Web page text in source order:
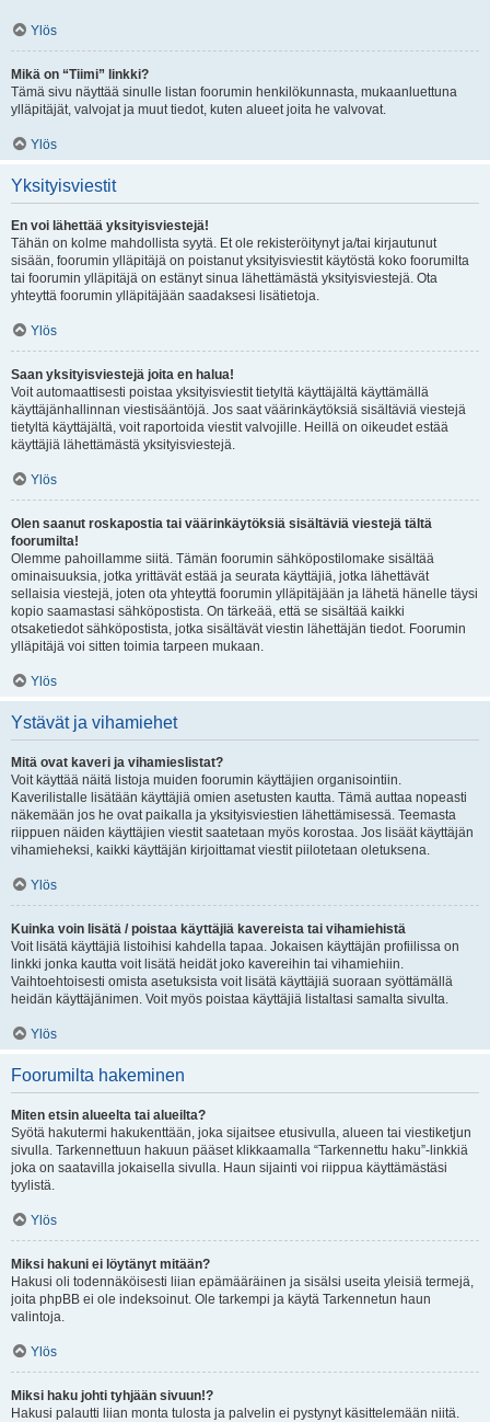
Ylös
Mikä on “Tiimi” linkki?
Tämä sivu näyttää sinulle listan foorumin henkilökunnasta, mukaanluettuna
ylläpitäjät, valvojat ja muut tiedot, kuten alueet joita he valvovat.
Ylös
Yksityisviestit
En voi lähettää yksityisviestejä!
Tähän on kolme mahdollista syytä. Et ole rekisteröitynyt ja/tai kirjautunut
sisään, foorumin ylläpitäjä on poistanut yksityisviestit käytöstä koko foorumilta
tai foorumin ylläpitäjä on estänyt sinua lähettämästä yksityisviestejä. Ota
yhteyttä foorumin ylläpitäjään saadaksesi lisätietoja.
Ylös
Saan yksityisviestejä joita en halua!
Voit automaattisesti poistaa yksityisviestit tietyltä käyttäjältä käyttämällä
käyttäjänhallinnan viestisääntöjä. Jos saat väärinkäytöksiä sisältäviä viestejä
tietyltä käyttäjältä, voit raportoida viestit valvojille. Heillä on oikeudet estää
käyttäjiä lähettämästä yksityisviestejä.
Ylös
Olen saanut roskapostia tai väärinkäytöksiä sisältäviä viestejä tältä
foorumilta!
Olemme pahoillamme siitä. Tämän foorumin sähköpostilomake sisältää
ominaisuuksia, jotka yrittävät estää ja seurata käyttäjiä, jotka lähettävät
sellaisia viestejä, joten ota yhteyttä foorumin ylläpitäjään ja lähetä hänelle täysi
kopio saamastasi sähköpostista. On tärkeää, että se sisältää kaikki
otsaketiedot sähköpostista, jotka sisältävät viestin lähettäjän tiedot. Foorumin
ylläpitäjä voi sitten toimia tarpeen mukaan.
Ylös
Ystävät ja vihamiehet
Mitä ovat kaveri ja vihamieslistat?
Voit käyttää näitä listoja muiden foorumin käyttäjien organisointiin.
Kaverilistalle lisätään käyttäjiä omien asetusten kautta. Tämä auttaa nopeasti
näkemään jos he ovat paikalla ja yksityisviestien lähettämisessä. Teemasta
riippuen näiden käyttäjien viestit saatetaan myös korostaa. Jos lisäät käyttäjän
vihamieheksi, kaikki käyttäjän kirjoittamat viestit piilotetaan oletuksena.
Ylös
Kuinka voin lisätä / poistaa käyttäjiä kavereista tai vihamiehistä
Voit lisätä käyttäjiä listoihisi kahdella tapaa. Jokaisen käyttäjän profiilissa on
linkki jonka kautta voit lisätä heidät joko kavereihin tai vihamiehiin.
Vaihtoehtoisesti omista asetuksista voit lisätä käyttäjiä suoraan syöttämällä
heidän käyttäjänimen. Voit myös poistaa käyttäjiä listaltasi samalta sivulta.
Ylös
Foorumilta hakeminen
Miten etsin alueelta tai alueilta?
Syötä hakutermi hakukenttään, joka sijaitsee etusivulla, alueen tai viestiketjun
sivulla. Tarkennettuun hakuun pääset klikkaamalla “Tarkennettu haku”-linkkiä
joka on saatavilla jokaisella sivulla. Haun sijainti voi riippua käyttämästäsi
tyylistä.
Ylös
Miksi hakuni ei löytänyt mitään?
Hakusi oli todennäköisesti liian epämääräinen ja sisälsi useita yleisiä termejä,
joita phpBB ei ole indeksoinut. Ole tarkempi ja käytä Tarkennetun haun
valintoja.
Ylös
Miksi haku johti tyhjään sivuun!?
Hakusi palautti liian monta tulosta ja palvelin ei pystynyt käsittelemään niitä.